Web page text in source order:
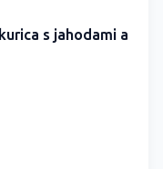
s jahodami a